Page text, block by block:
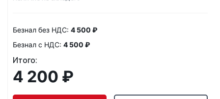
Безнал без НДС: 4 500 ₽
Безнал с НДС: 4 500 ₽
Итого:
4 200 ₽